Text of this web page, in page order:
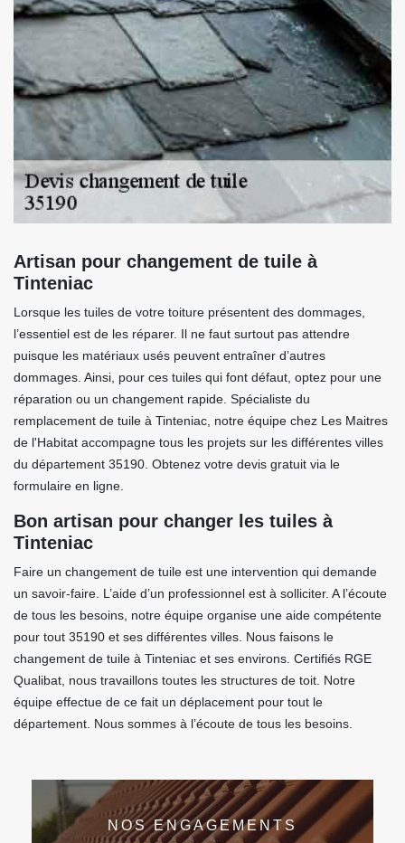
Artisan pour changement de tuile à
Tinteniac
Lorsque les tuiles de votre toiture présentent des dommages,
l’essentiel est de les réparer. Il ne faut surtout pas attendre
puisque les matériaux usés peuvent entraîner d’autres
dommages. Ainsi, pour ces tuiles qui font défaut, optez pour une
réparation ou un changement rapide. Spécialiste du
remplacement de tuile à Tinteniac, notre équipe chez Les Maitres
de l'Habitat accompagne tous les projets sur les différentes villes
du département 35190. Obtenez votre devis gratuit via le
formulaire en ligne.
Bon artisan pour changer les tuiles à
Tinteniac
Faire un changement de tuile est une intervention qui demande
un savoir-faire. L’aide d’un professionnel est à solliciter. A l’écoute
de tous les besoins, notre équipe organise une aide compétente
pour tout 35190 et ses différentes villes. Nous faisons le
changement de tuile à Tinteniac et ses environs. Certifiés RGE
Qualibat, nous travaillons toutes les structures de toit. Notre
équipe effectue de ce fait un déplacement pour tout le
département. Nous sommes à l’écoute de tous les besoins.
NOS ENGAGEMENTS